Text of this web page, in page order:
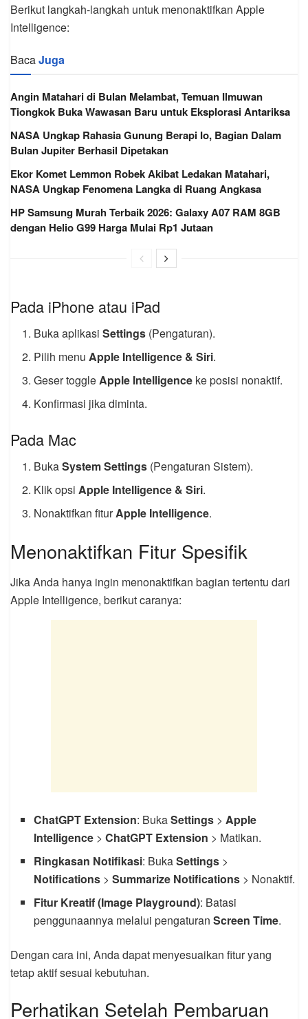
Berikut langkah-langkah untuk menonaktifkan Apple
Intelligence:
BacaJuga
Angin Matahari di Bulan Melambat, Temuan Ilmuwan
Tiongkok Buka Wawasan Baru untuk Eksplorasi Antariksa
NASA Ungkap Rahasia Gunung Berapi Io, Bagian Dalam
Bulan Jupiter Berhasil Dipetakan
Ekor Komet Lemmon Robek Akibat Ledakan Matahari,
NASA Ungkap Fenomena Langka di Ruang Angkasa
HP Samsung Murah Terbaik 2026: Galaxy A07 RAM 8GB
dengan Helio G99 Harga Mulai Rp1 Jutaan
Pada iPhone atau iPad
Buka aplikasiSettings (Pengaturan).
Pilih menuApple Intelligence & Siri.
Geser toggleApple Intelligence ke posisi nonaktif.
Konfirmasi jika diminta.
Pada Mac
BukaSystem Settings (Pengaturan Sistem).
Klik opsiApple Intelligence & Siri.
Nonaktifkan fiturApple Intelligence.
Menonaktifkan Fitur Spesifik
Jika Anda hanya ingin menonaktifkan bagian tertentu dari
Apple Intelligence, berikut caranya:
ChatGPT Extension: BukaSettings >Apple
Intelligence >ChatGPT Extension > Matikan.
Ringkasan Notifikasi: BukaSettings >
Notifications >Summarize Notifications > Nonaktif.
Fitur Kreatif (Image Playground): Batasi
penggunaannya melalui pengaturanScreen Time.
Dengan cara ini, Anda dapat menyesuaikan fitur yang
tetap aktif sesuai kebutuhan.
Perhatikan Setelah Pembaruan